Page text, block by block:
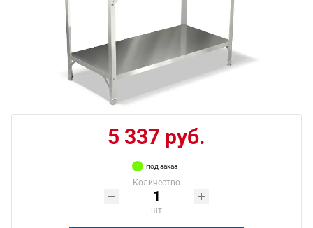
5 337 руб.
под заказ
Количество
шт